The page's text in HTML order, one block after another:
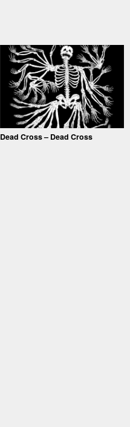
Dead Cross – Dead Cross